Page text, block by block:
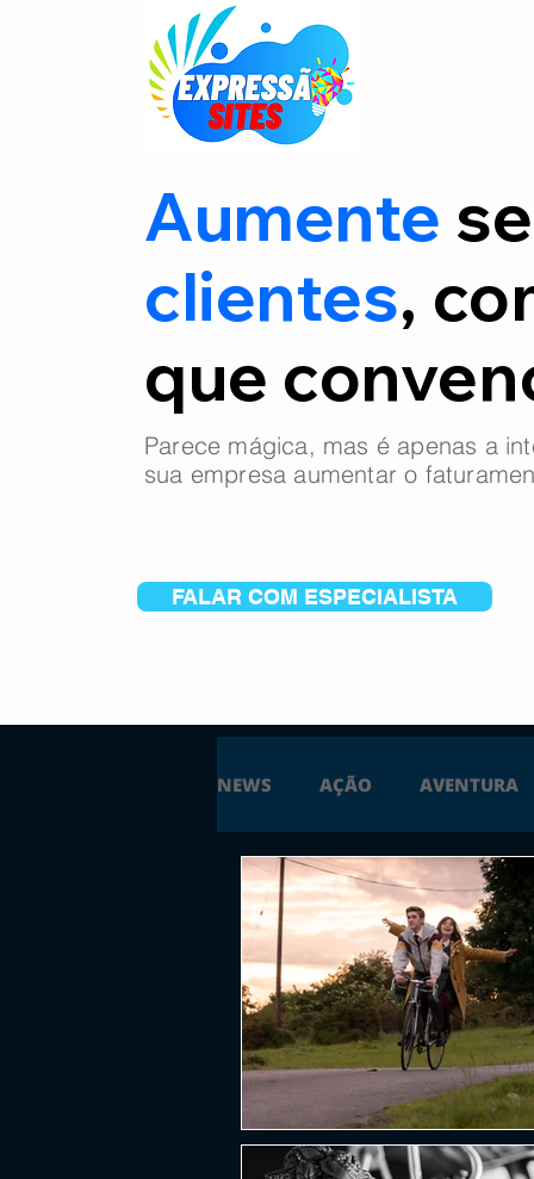
Aumente
clientes,
que
Parece mágica, mas é apenas a
sua empresa aumentar o
FALAR COM ESPECIALISTA
NEWS AÇÃO AVENTURA
ESTRATÉGIA SIMULAÇÃO
PS5 XBOX ONE
PLATAFORMA FPS
ESPORTES